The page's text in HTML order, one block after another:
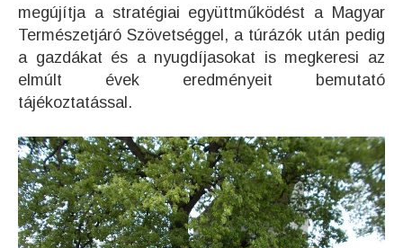
megújítja a stratégiai együttműködést a Magyar
Természetjáró Szövetséggel, a túrázók után pedig
a gazdákat és a nyugdíjasokat is megkeresi az
elmúlt évek eredményeit bemutató
tájékoztatással.